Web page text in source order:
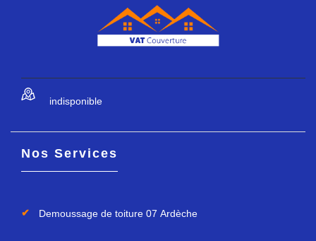
indisponible
Nos Services
Demoussage de toiture 07 Ardèche